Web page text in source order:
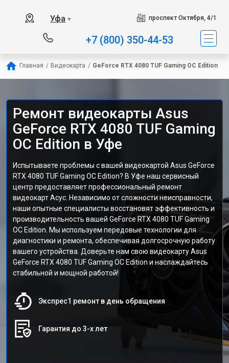
Уфа ▼ проспект Октября, 4/1
+7 (800) 350-44-53
Главная / Видеокарта / GeForce RTX 4080 TUF Gaming OC Edition
Ремонт видеокарты Asus
GeForce RTX 4080 TUF Gaming
OC Edition в Уфе
Испытываете проблемы с вашей видеокартой Asus GeForce
RTX 4080 TUF Gaming OC Edition? В Уфе наш сервисный
центр предоставляет профессиональный ремонт
видеокарт Асус. Независимо от сложности неисправности,
наши опытные специалисты восстановят эффективность и
производительность вашей GeForce RTX 4080 TUF Gaming
OC Edition. Мы используем передовые технологии для
диагностики и ремонта, обеспечивая долгосрочную работу
вашего устройства. Доверьте нам свою видеокарту Asus
GeForce RTX 4080 TUF Gaming OC Edition и наслаждайтесь
стабильной и мощной работой!
Экспрес1 ремонт в день обращения
Гарантия до 3-х лет